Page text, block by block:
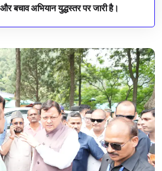
और बचाव अभियान युद्धस्तर पर जारी है।